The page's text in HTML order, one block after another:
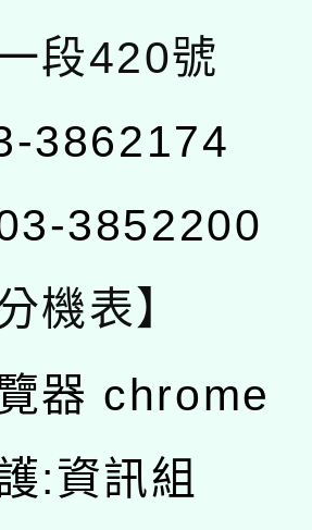
段420號
3862174
3852200
機表】
器 chrome
:資訊組